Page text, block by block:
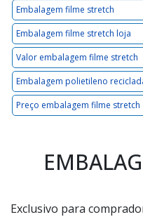
Embalagem filme stretch
Embalagem filme stretch loja
Valor embalagem filme stretch
Embalagem polietileno
Preço embalagem filme stretch
Exclusivo para